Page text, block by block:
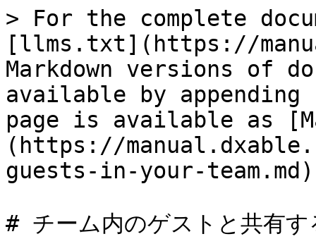
> For the complete
[llms.txt](https://
Markdown versions of
available by
page is available as
(https://
guests-in-your-
# チーム内のゲストと共有す